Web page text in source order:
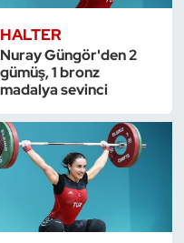
HALTER
Nuray Güngör'den 2
gümüş, 1 bronz
madalya sevinci